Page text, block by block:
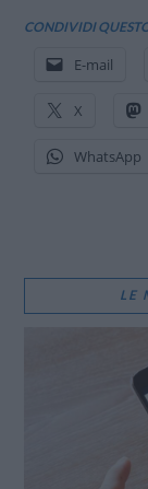
CONDIVIDI
E-mail
X
WhatsApp
LE